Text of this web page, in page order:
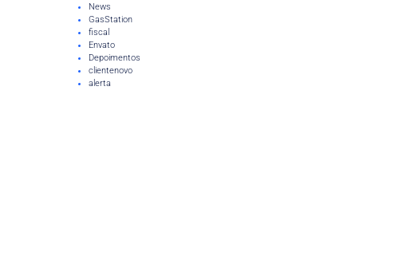
News
GasStation
fiscal
Envato
Depoimentos
clientenovo
alerta